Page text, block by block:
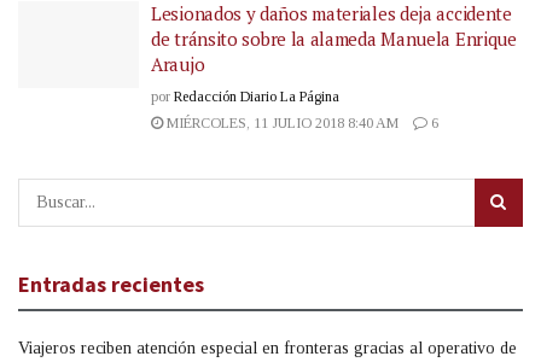
Lesionados y daños materiales deja accidente
de tránsito sobre la alameda Manuela Enrique
Araujo
por Redacción Diario La Página
MIÉRCOLES, 11 JULIO 2018 8:40 AM
6
Entradas recientes
Viajeros reciben atención especial en fronteras gracias al operativo de